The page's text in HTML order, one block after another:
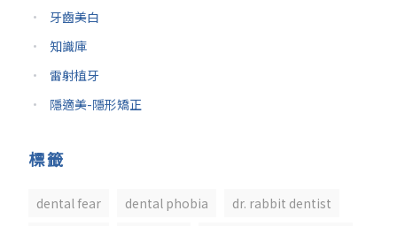
牙齒美白
知識庫
雷射植牙
隱適美-隱形矯正
標籤
dental fear dental phobia
dr. rabbit dentist